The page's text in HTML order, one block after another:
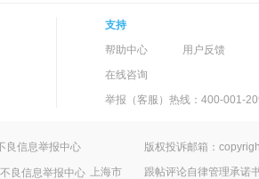
支持
帮助中心
用户反馈
在线咨询
举报（客服）热线：400-001-
良信息举报中心
上海市
版权投诉邮箱：
跟帖评论自律管理承诺